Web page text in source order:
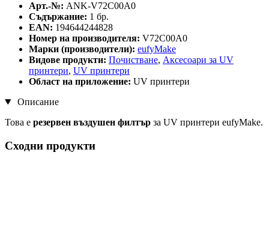
Арт.-№: ANK-V72C00A0
Съдържание: 1 бр.
EAN: 194644244828
Номер на производителя: V72C00A0
Марки (производители): eufyMake
Видове продукти: Почистване, Аксесоари за UV
принтери, UV принтери
Област на приложение: UV принтери
Описание
Това е резервен въздушен филтър за UV принтери eufyMake.
Сходни продукти